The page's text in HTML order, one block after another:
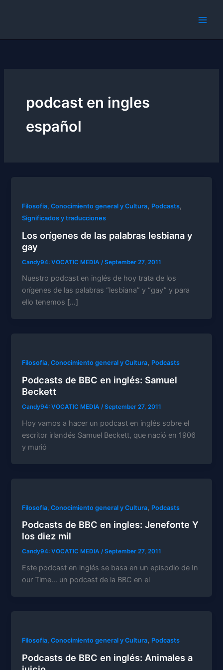
podcast en ingles
español
Filosofia, Conocimiento general y Cultura, Podcasts,
Significados y traducciones
Los orígenes de las palabras lesbiana y
gay
Candy94: VOCATIC MEDIA /September 27, 2011
Nuestro podcast en inglés de hoy trata de los
orígenes de las palabras “lesbiana” y “gay” y para
ello tenemos […]
Filosofia, Conocimiento general y Cultura, Podcasts
Podcasts de BBC en inglés: Samuel
Beckett
Candy94: VOCATIC MEDIA/September 27, 2011
Hoy vamos a hacer un podcast en inglés sobre el
escritor irlandés Samuel Beckett, que nació en 1906
y murió
Filosofia, Conocimiento general y Cultura, Podcasts
Podcasts de BBC en ingles: Jenefonte Y
Candy94: VOCATIC MEDIA/September 27, 2011
Este podcast en inglés se basa en un episodio de In
our Time… un podcast de la BBC en el
Filosofia, Conocimiento general y Cultura, Podcasts
Podcasts de BBC en inglés: Animales a